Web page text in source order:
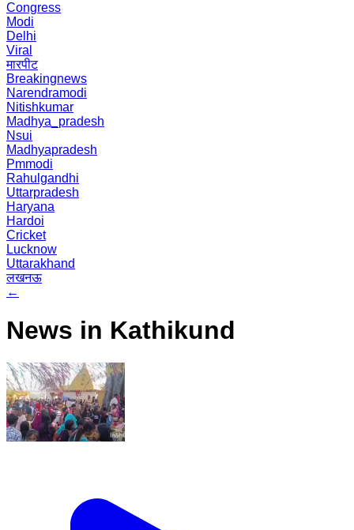
Congress
Modi
Delhi
Viral
मारपीट
Breakingnews
Narendramodi
Nitishkumar
Madhya_pradesh
Nsui
Madhyapradesh
Pmmodi
Rahulgandhi
Uttarpradesh
Haryana
Hardoi
Cricket
Lucknow
Uttarakhand
लखनऊ
←
News in Kathikund